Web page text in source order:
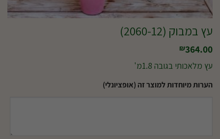
עץ במבוק (2060-12)
₪364.00
עץ מלאכותי בגובה 1.8מ'
הערות מיוחדות למוצר זה (אופציונלי)